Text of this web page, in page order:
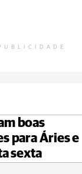
boas
para Áries e
sexta